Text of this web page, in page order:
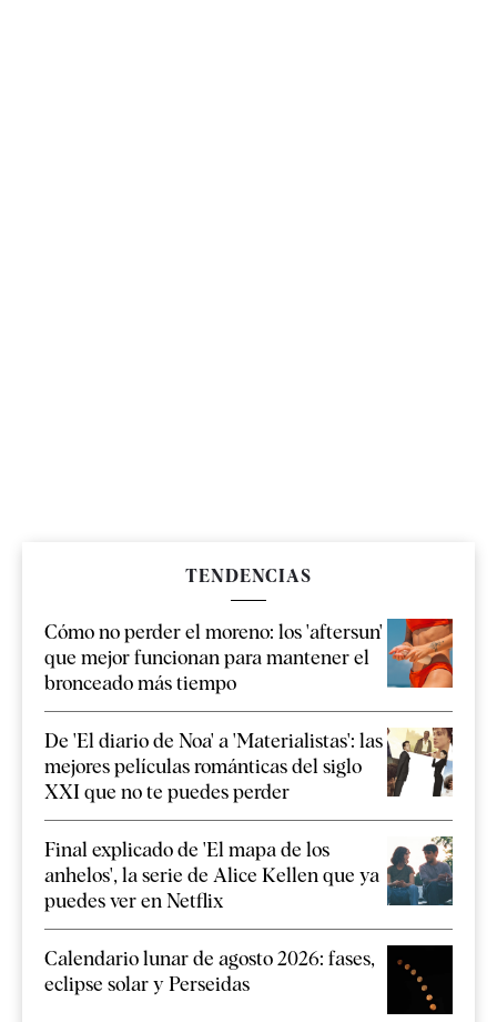
TENDENCIAS
Cómo no perder el moreno: los 'aftersun'
que mejor funcionan para mantener el
bronceado más tiempo
De 'El diario de Noa' a 'Materialistas': las
mejores películas románticas del siglo
XXI que no te puedes perder
Final explicado de 'El mapa de los
anhelos', la serie de Alice Kellen que ya
puedes ver en Netflix
Calendario lunar de agosto 2026: fases,
eclipse solar y Perseidas